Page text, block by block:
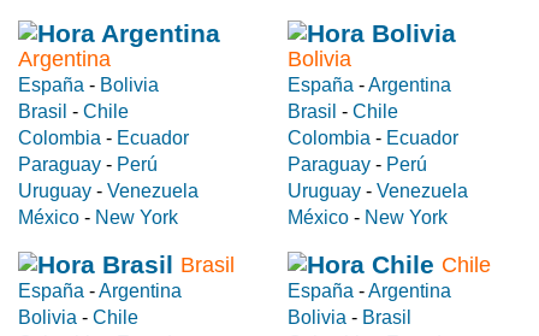
Argentina
España - Bolivia
Brasil - Chile
Colombia - Ecuador
Paraguay - Perú
Uruguay - Venezuela
México - New York
Bolivia
España -Argentina
Brasil - Chile
Colombia - Ecuador
Paraguay - Perú
Uruguay - Venezuela
México - New York
Brasil
España -Argentina
Bolivia - Chile
Chile
España -Argentina
Bolivia - Brasil